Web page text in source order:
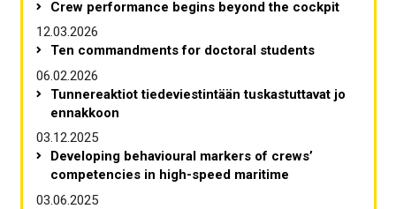
Crew performance begins beyond the cockpit
12.03.2026
Ten commandments for doctoral students
06.02.2026
Tunnereaktiot tiedeviestintään tuskastuttavat jo
ennakkoon
03.12.2025
Developing behavioural markers of crews’
competencies in high-speed maritime
03.06.2025